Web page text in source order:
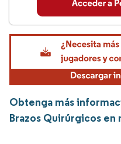
Obtenga más
Brazos Quirúrgicos